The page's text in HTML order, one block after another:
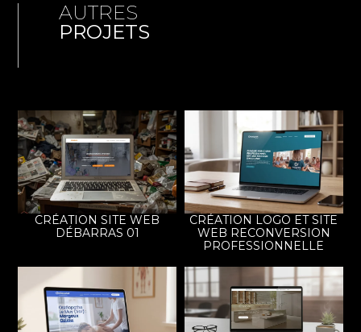
AUTRES
PROJETS
CRÉATION SITE WEB
DÉBARRAS 01
CRÉATION LOGO ET SITE
WEB RECONVERSION
PROFESSIONNELLE